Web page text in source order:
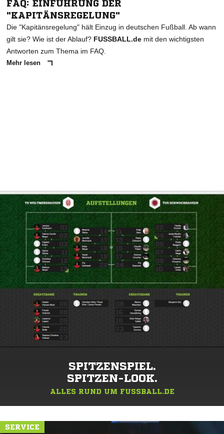
FAQ: EINFÜHRUNG DER
"KAPITÄNSREGELUNG"
Die "Kapitänsregelung" hält Einzug in deutschen Fußball. Ab wann
gilt sie? Wie ist der Ablauf? FUSSBALL.de mit den wichtigsten
Antworten zum Thema im FAQ.
Mehr lesen
SPITZENSPIEL.
SPITZEN-LOOK.
ALLES RUND UM FUSSBALL.DE
SERVICE